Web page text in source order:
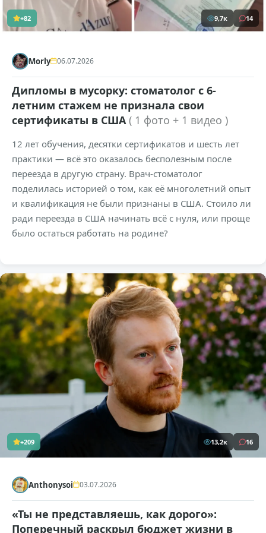
+82 9,7к 14
Morly 06.07.2026
Дипломы в мусорку: стоматолог с 6-
летним стажем не признала свои
сертификаты в США( 1 фото + 1 видео )
12 лет обучения, десятки сертификатов и шесть лет
практики — всё это оказалось бесполезным после
переезда в другую страну. Врач-стоматолог
поделилась историей о том, как её многолетний опыт
и квалификация не были признаны в США. Стоило ли
ради переезда в США начинать всё с нуля, или проще
было остаться работать на родине?
+209 13,2к 16
Anthonysoi 03.07.2026
«Ты не представляешь, как дорого»:
Поперечный раскрыл бюджет жизни в